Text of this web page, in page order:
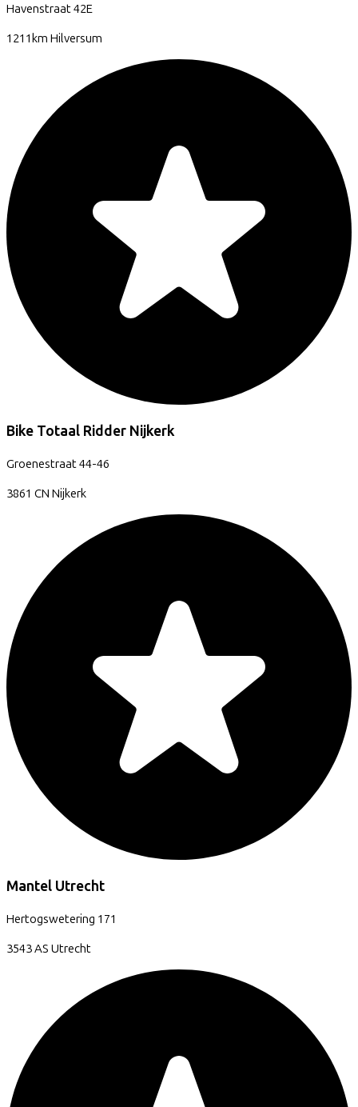
Havenstraat42E
1211km Hilversum
Bike Totaal Ridder Nijkerk
Groenestraat44-46
3861 CN Nijkerk
Mantel Utrecht
Hertogswetering 171
3543 AS Utrecht